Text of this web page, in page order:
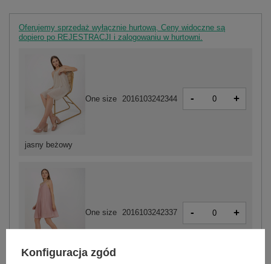
Oferujemy sprzedaż wyłącznie hurtową. Ceny widoczne są
dopiero po REJESTRACJI i zalogowaniu w hurtowni.
jasny beżowy
One size 2016103242344 - +
jasny różowy
One size 2016103242337 - +
Konfiguracja zgód